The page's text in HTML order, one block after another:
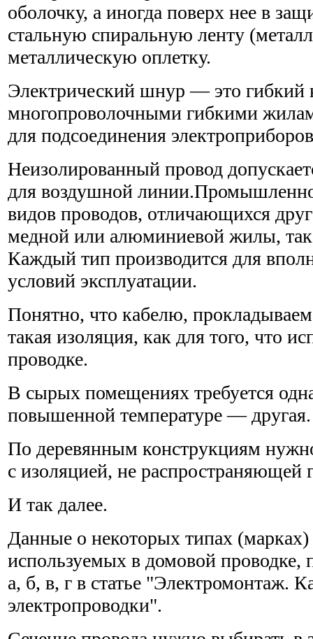
оболочку, а иногда поверх нее в
стальную спиральную ленту
металлическую оплетку.
Электрический шнур — это гибкий
многопроволочными гибкими
для подсоединения
Неизолированный провод
для воздушной
видов проводов, отличающихся
медной или алюминиевой жилы,
Каждый тип производится для
условий эксплуатации.
Понятно, что кабелю,
такая изоляция, как для того, что
проводке.
В сырых помещениях требуется
повышенной температуре — другая.
По деревянным конструкциям
с изоляцией, не распространяющей
И так далее.
Данные о некоторых типах (марках)
используемых в домовой проводке,
а, б, в, г в статье "Электромонтаж.
электропроводки".